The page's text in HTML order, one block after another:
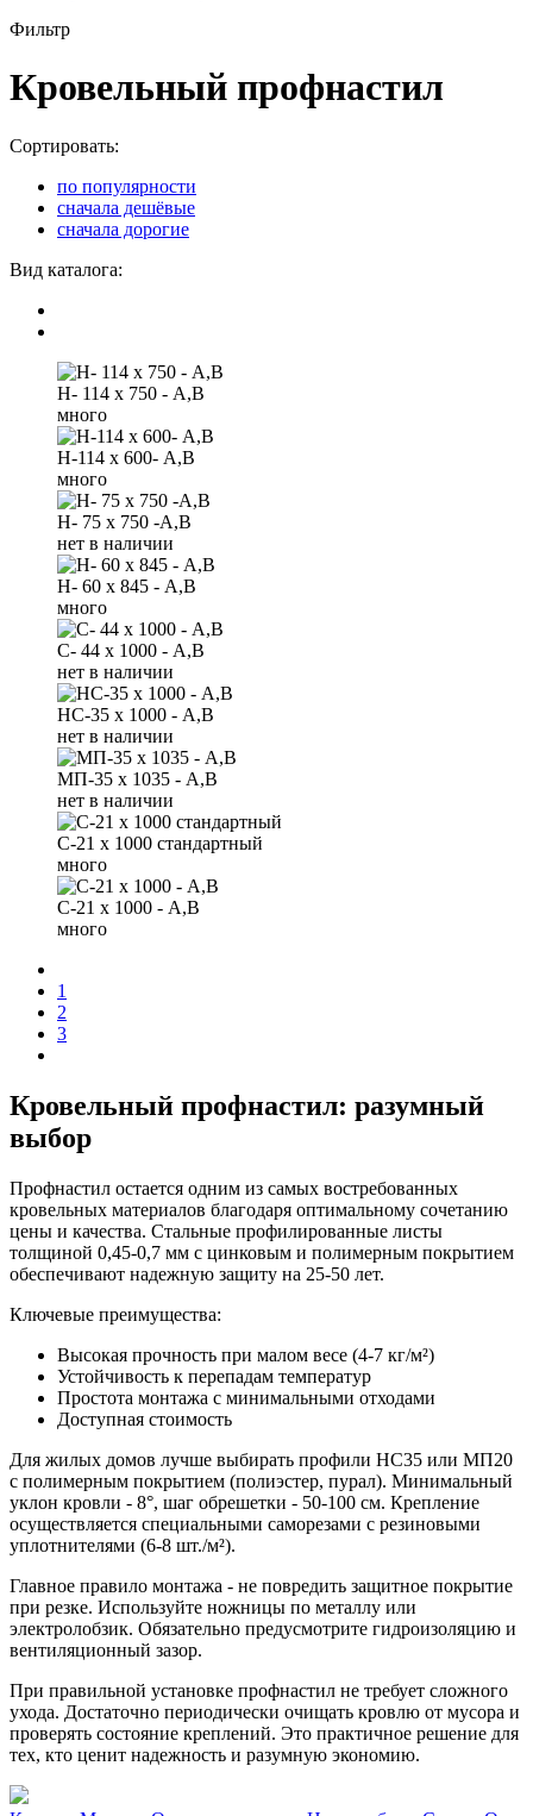
Фильтр
Кровельный профнастил
Сортировать:
по популярности
сначала дешёвые
сначала дорогие
Вид каталога:
Н- 114 х 750 - А,В
много
Н-114 х 600- А,В
много
Н- 75 х 750 -А,В
нет в наличии
H- 60 х 845 - А,В
много
С- 44 х 1000 - А,B
нет в наличии
НС-35 х 1000 - А,В
нет в наличии
МП-35 х 1035 - А,B
нет в наличии
С-21 х 1000 стандартный
много
С-21 х 1000 - А,В
много
1
2
3
Кровельный профнастил: разумный
выбор
Профнастил остается одним из самых востребованных
кровельных материалов благодаря оптимальному сочетанию
цены и качества. Стальные профилированные листы
толщиной 0,45-0,7 мм с цинковым и полимерным покрытием
обеспечивают надежную защиту на 25-50 лет.
Ключевые преимущества:
Высокая прочность при малом весе (4-7 кг/м²)
Устойчивость к перепадам температур
Простота монтажа с минимальными отходами
Доступная стоимость
Для жилых домов лучше выбирать профили НС35 или МП20
с полимерным покрытием (полиэстер, пурал). Минимальный
уклон кровли - 8°, шаг обрешетки - 50-100 см. Крепление
осуществляется специальными саморезами с резиновыми
уплотнителями (6-8 шт./м²).
Главное правило монтажа - не повредить защитное покрытие
при резке. Используйте ножницы по металлу или
электролобзик. Обязательно предусмотрите гидроизоляцию и
вентиляционный зазор.
При правильной установке профнастил не требует сложного
ухода. Достаточно периодически очищать кровлю от мусора и
проверять состояние креплений. Это практичное решение для
тех, кто ценит надежность и разумную экономию.